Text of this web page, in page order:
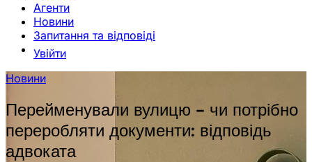
Агенти
Новини
Запитання та відповіді
Увійти
Новини
Перейменували вулицю – чи потрібно
переробляти документи: відповідь
адвоката